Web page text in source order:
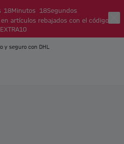
18Minutos 18Segundos
en artículos rebajados con el código:
EXTRA10
y seguro con DHL